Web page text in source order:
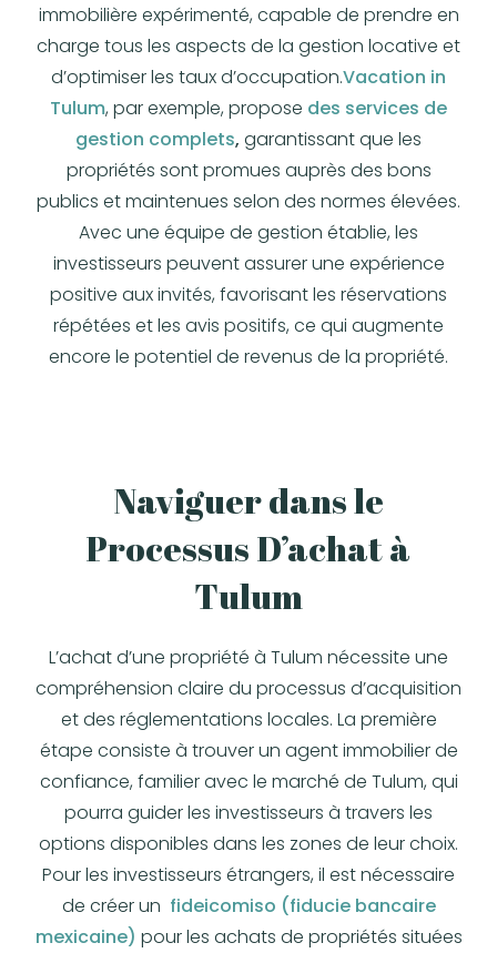
immobilière expérimenté, capable de prendre en
charge tous les aspects de la gestion locative et
d’optimiser les taux d’occupation.Vacation in
Tulum, par exemple, propose des services de
gestion complets, garantissant que les
propriétés sont promues auprès des bons
publics et maintenues selon des normes élevées.
Avec une équipe de gestion établie, les
investisseurs peuvent assurer une expérience
positive aux invités, favorisant les réservations
répétées et les avis positifs, ce qui augmente
encore le potentiel de revenus de la propriété.
Naviguer dans le
Processus D’achat à
Tulum
L’achat d’une propriété à Tulum nécessite une
compréhension claire du processus d’acquisition
et des réglementations locales. La première
étape consiste à trouver un agent immobilier de
confiance, familier avec le marché de Tulum, qui
pourra guider les investisseurs à travers les
options disponibles dans les zones de leur choix.
Pour les investisseurs étrangers, il est nécessaire
de créer un fideicomiso (fiducie bancaire
mexicaine) pour les achats de propriétés situées